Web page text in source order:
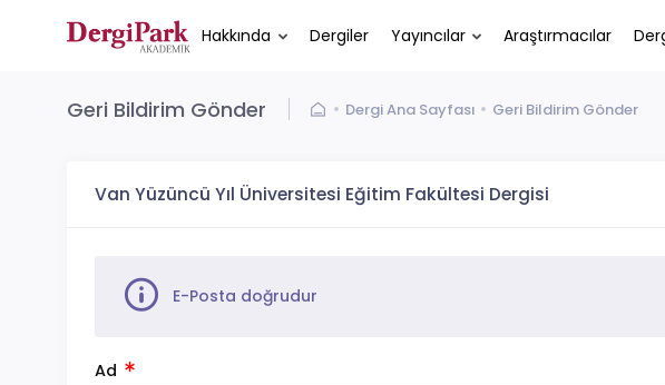
Hakkında Dergiler Yayıncılar Araştırmacılar
Geri Bildirim Gönder Dergi Ana Sayfası Geri Bildirim Gönder
Van Yüzüncü Yıl Üniversitesi Eğitim Fakültesi Dergisi
E-Posta doğrudur
Ad